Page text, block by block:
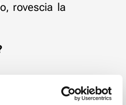
rovescia la